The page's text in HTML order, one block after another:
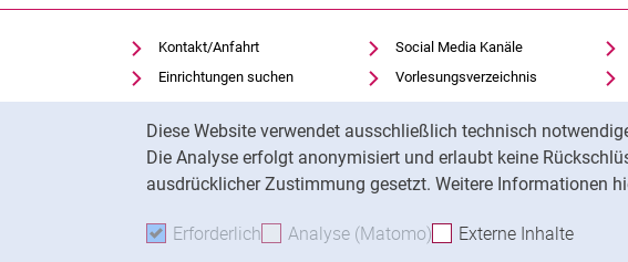
Diese Website verwendet ausschließlich technisch
Die Analyse erfolgt anonymisiert und erlaubt keine
ausdrücklicher Zustimmung gesetzt. Weitere Informationen
Erforderlich Erforderliche Cookies akzeptieren
Analyse (Matomo) Analyse-Cookies
Externe Inhalte
Kontakt/Anfahrt
Einrichtungen suchen
Stellenangebote
Notfall
Cookie-Einstellungen
Social Media Kanäle
Vorlesungsverzeichnis
Moodle
Panopto
Universitätsbibliothek